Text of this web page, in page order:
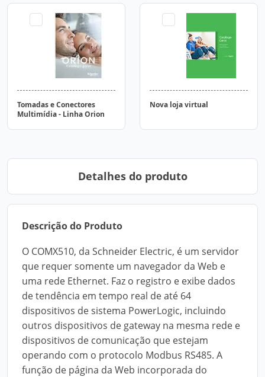
Tomadas e Conectores
Multimídia - Linha Orion
Nova loja virtual
Detalhes do produto
Descrição do Produto
O COMX510, da Schneider Electric, é um servidor
que requer somente um navegador da Web e
uma rede Ethernet. Faz o registro e exibe dados
de tendência em tempo real de até 64
dispositivos de sistema PowerLogic, incluindo
outros dispositivos de gateway na mesma rede e
dispositivos de comunicação que estejam
operando com o protocolo Modbus RS485. A
função de página da Web incorporada do